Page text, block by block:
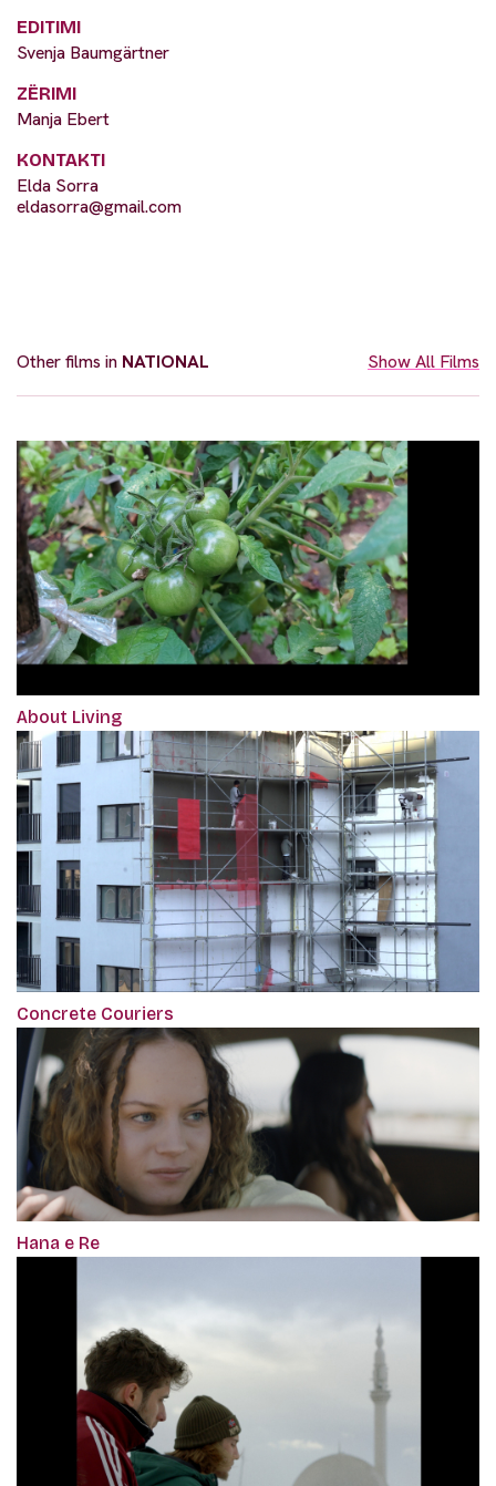
EDITIMI
Svenja Baumgärtner
ZËRIMI
Manja Ebert
KONTAKTI
Elda Sorra
eldasorra@gmail.com
Other films in NATIONAL Show All Films
About Living
Concrete Couriers
Hana e Re